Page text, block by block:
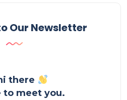
Our Newsletter
there
to meet you.